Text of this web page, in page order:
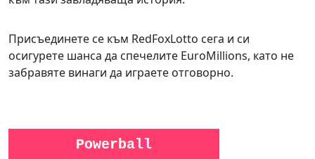
Присъединете се към RedFoxLotto сега и си
осигурете шанса да спечелите EuroMillions, като не
забравяте винаги да играете отговорно.